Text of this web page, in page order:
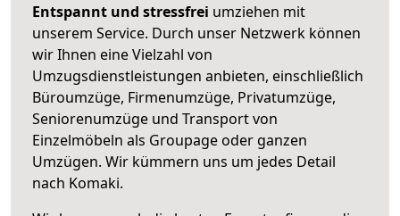
Entspannt und stressfrei umziehen mit
unserem Service. Durch unser Netzwerk können
wir Ihnen eine Vielzahl von
Umzugsdienstleistungen anbieten, einschließlich
Büroumzüge, Firmenumzüge, Privatumzüge,
Seniorenumzüge und Transport von
Einzelmöbeln als Groupage oder ganzen
Umzügen. Wir kümmern uns um jedes Detail
nach Komaki.